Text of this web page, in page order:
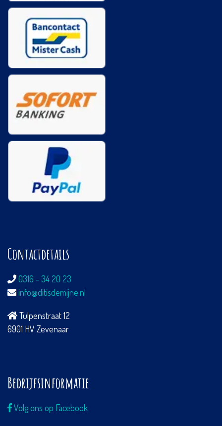
Contactdetails
0316 - 34 20 23
info@ditisdemijne.nl
Tulpenstraat 12
6901 HV Zevenaar
Bedrijfsinformatie
Volg ons op Facebook